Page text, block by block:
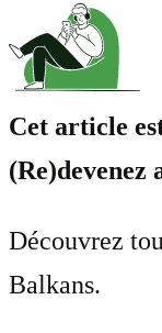
Cet article
(Re)devenez
Découvrez
Balkans.